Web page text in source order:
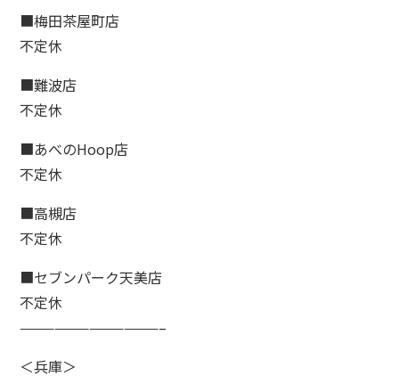
■梅田茶屋町店
不定休
■難波店
不定休
■あべのHoop店
不定休
■高槻店
不定休
■セブンパーク天美店
不定休
————————————–
＜兵庫＞